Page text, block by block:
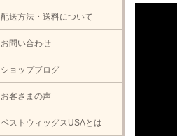
配送方法・送料について
お問い合わせ
ショップブログ
お客さまの声
ベストウィッグスUSAとは